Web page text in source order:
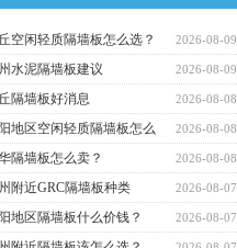
2026-08-09
空闲轻质隔墙板怎么选？
2026-08-09
水泥隔墙板建议
2026-08-08
隔墙板好消息
2026-08-08
地区空闲轻质隔墙板怎么
2026-08-08
隔墙板怎么卖？
2026-08-07
附近GRC隔墙板种类
2026-08-07
地区隔墙板什么价钱？